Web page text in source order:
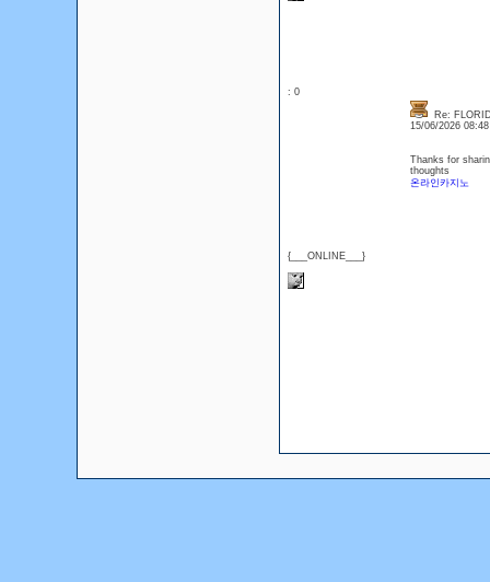
: 0
{___ONLINE___}
Re:
15/06/2026
Thanks for
thoughts
온라인카지노